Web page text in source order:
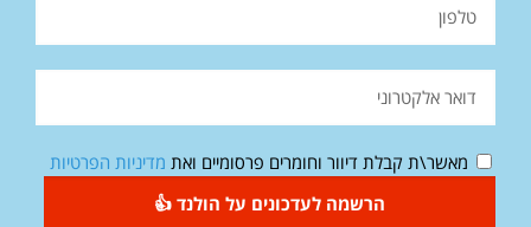
מאשר\ת קבלת דיוור וחומרים פרסומיים ואת מדיניות הפרטיות
הרשמה לעדכונים על הולנד 👍